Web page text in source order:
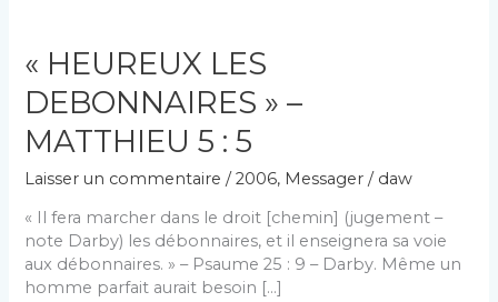
« HEUREUX LES
DEBONNAIRES » –
MATTHIEU 5 : 5
Laisser un commentaire /2006, Messager / daw
« Il fera marcher dans le droit [chemin] (jugement –
note Darby) les débonnaires, et il enseignera sa voie
aux débonnaires. » – Psaume 25 : 9 – Darby. Même un
homme parfait aurait besoin […]